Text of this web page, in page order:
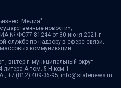
Медиа"
новости»,
№ ФС77-81244 от 30 июня 2021 г
службе по надзору в сфере связи,
коммуникаций
, вн.тер.г. муниципальный округ
литера А пом. 5-Н ком.1
+7 (812) 409-36-95, info@statenews.ru